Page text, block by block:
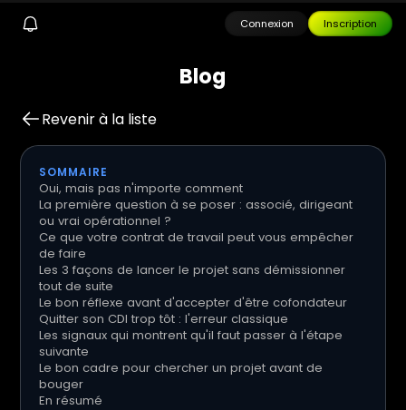
Connexion Inscription
Blog
Revenir à la liste
SOMMAIRE
Oui, mais pas n'importe comment
La première question à se poser : associé, dirigeant
ou vrai opérationnel ?
Ce que votre contrat de travail peut vous empêcher
de faire
Les 3 façons de lancer le projet sans démissionner
tout de suite
Le bon réflexe avant d'accepter d'être cofondateur
Quitter son CDI trop tôt : l'erreur classique
Les signaux qui montrent qu'il faut passer à l'étape
suivante
Le bon cadre pour chercher un projet avant de
bouger
En résumé